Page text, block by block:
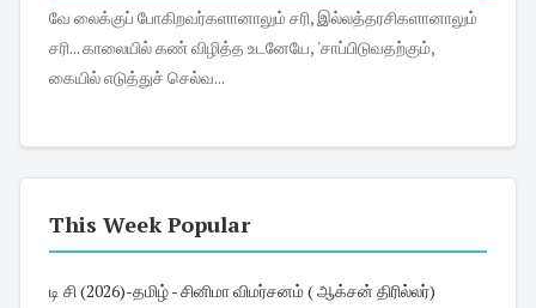
வே லைக்குப் போகிறவர்களானாலும் சரி, இல்லத்தரசிகளானாலும்
சரி... காலையில் கண் விழித்த உடனேயே, 'சாப்பிடுவதற்கும்,
கையில் எடுத்துச் செல்வ...
This Week Popular
டி சி (2026)-தமிழ் - சினிமா விமர்சனம் ( ஆக்சன் திரில்லர்)